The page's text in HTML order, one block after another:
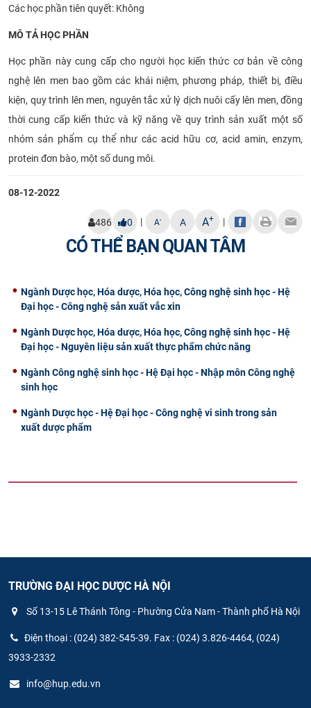
Các học phần tiên quyết: Không
MÔ TẢ HỌC PHẦN
Học phần này cung cấp cho người học kiến thức cơ bản về công
nghệ lên men bao gồm các khái niệm, phương pháp, thiết bị, điều
kiện, quy trình lên men, nguyên tắc xử lý dịch nuôi cấy lên men, đồng
thời cung cấp kiến thức và kỹ năng về quy trình sản xuất một số
nhóm sản phẩm cụ thể như các acid hữu cơ, acid amin, enzym,
protein đơn bào, một số dung môi.
08-12-2022
486 0 | A- A A+ |
CÓ THỂ BẠN QUAN TÂM
Ngành Dược học, Hóa dược, Hóa học, Công nghệ sinh học - Hệ
Đại học - Công nghệ sản xuất vắc xin
Ngành Dược học, Hóa dược, Hóa học, Công nghệ sinh học - Hệ
Đại học - Nguyên liệu sản xuất thực phẩm chức năng
Ngành Công nghệ sinh học - Hệ Đại học - Nhập môn Công nghệ
sinh học
Ngành Dược học - Hệ Đại học - Công nghệ vi sinh trong sản
xuất dược phẩm
TRƯỜNG ĐẠI HỌC DƯỢC HÀ NỘI
Số 13-15 Lê Thánh Tông - Phường Cửa Nam - Thành phố Hà Nội
Điện thoại : (024) 382-545-39. Fax : (024) 3.826-4464, (024)
3933-2332
info@hup.edu.vn